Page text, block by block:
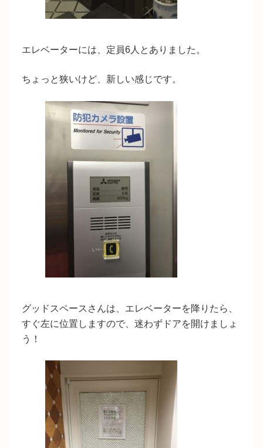
エレベーターには、定員6人とありました。
ちょっと狭いけど、新しい感じです。
グッドスペースさんは、エレベーターを降りたら、
すぐ左に位置しますので、迷わずドアを開けましょ
う！